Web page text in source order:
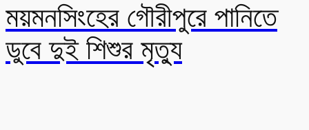
ময়মনসিংহের গৌরীপুরে পানিতে
ডুবে দুই শিশুর মৃত্যু